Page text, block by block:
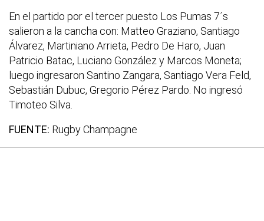
En el partido por el tercer puesto Los Pumas 7´s
salieron a la cancha con: Matteo Graziano, Santiago
Álvarez, Martiniano Arrieta, Pedro De Haro, Juan
Patricio Batac, Luciano González y Marcos Moneta;
luego ingresaron Santino Zangara, Santiago Vera Feld,
Sebastián Dubuc, Gregorio Pérez Pardo. No ingresó
Timoteo Silva.
FUENTE: Rugby Champagne